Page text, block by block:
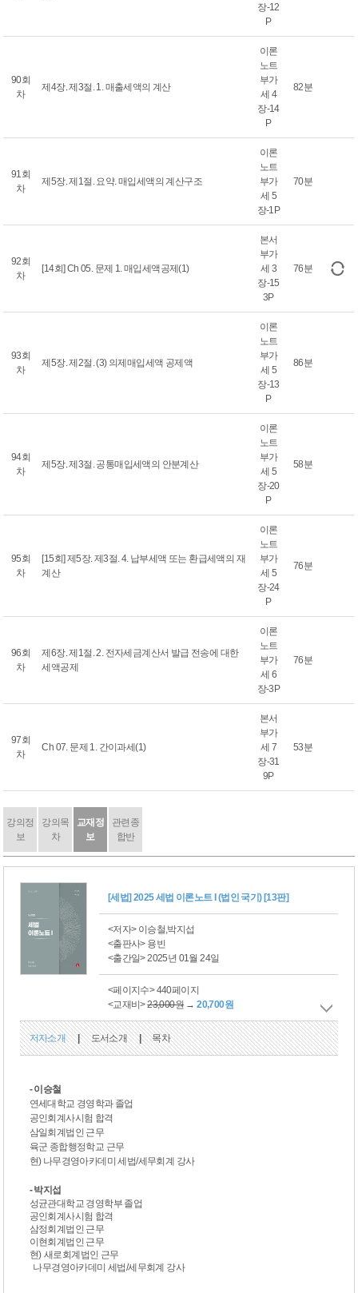
장-12
P
90회
차
제4장. 제3절. 1. 매출세액의 계산
이론
노트
부가
세 4
장-14
P
82분
91회
차
제5장. 제1절. 요약. 매입세액의 계산구조
이론
노트
부가
세 5
장-1P
70분
92회
차
[14회] Ch 05. 문제 1. 매입세액공제(1)
본서
부가
세 3
장-15
3P
76분
93회
차
제5장. 제2절. (3) 의제매입세액 공제액
이론
노트
부가
세 5
장-13
P
86분
94회
차
제5장. 제3절. 공통매입세액의 안분계산
이론
노트
부가
세 5
장-20
P
58분
95회
차
[15회] 제5장. 제3절. 4. 납부세액 또는 환급세액의 재
계산
이론
노트
부가
세 5
장-24
P
76분
96회
차
제6장. 제1절. 2. 전자세금계산서 발급 전송에 대한
세액공제
이론
노트
부가
세 6
장-3P
76분
97회
차
Ch 07. 문제 1. 간이과세(1)
본서
부가
세 7
장-31
9P
53분
강의정
보
강의목
차
교재정
보
관련종
합반
[세법] 2025 세법 이론노트 I (법인 국기) [13판]
<저자> 이승철,박지섭
<출판사> 용빈
<출간일> 2025년 01월 24일
<페이지수> 440페이지
<교재비>23,000원 →20,700원
저자소개 | 도서소개 | 목차
- 이승철
연세대학교 경영학과 졸업
공인회계사시험 합격
삼일회계법인 근무
육군 종합행정학교 근무
현)나무경영아카데미 세법/세무회계 강사
- 박지섭
성균관대학교 경영학부 졸업
공인회계사시험 합격
삼정회계법인 근무
이현회계법인 근무
현)새로회계법인 근무
나무경영아카데미 세법/세무회계 강사